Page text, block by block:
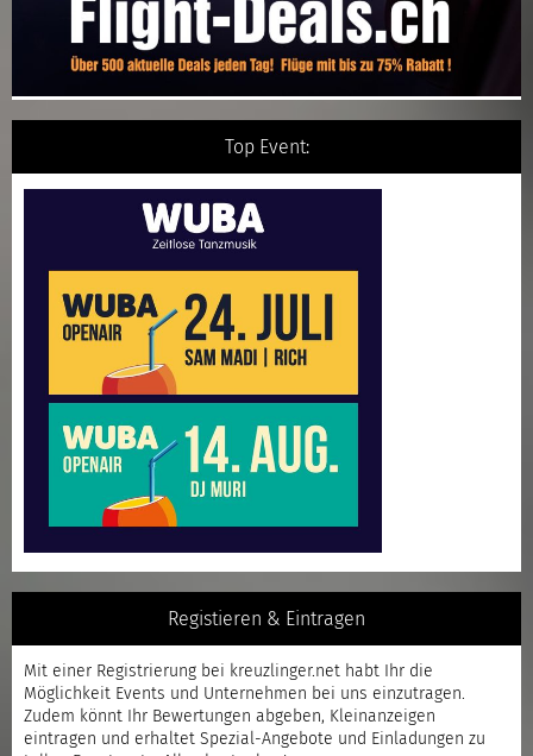
Top Event:
Registieren & Eintragen
Mit einer Registrierung bei kreuzlinger.net habt Ihr die
Möglichkeit Events und Unternehmen bei uns einzutragen.
Zudem könnt Ihr Bewertungen abgeben, Kleinanzeigen
eintragen und erhaltet Spezial-Angebote und Einladungen zu